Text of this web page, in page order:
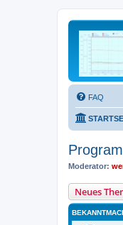
FAQ
Moderator:
Neues